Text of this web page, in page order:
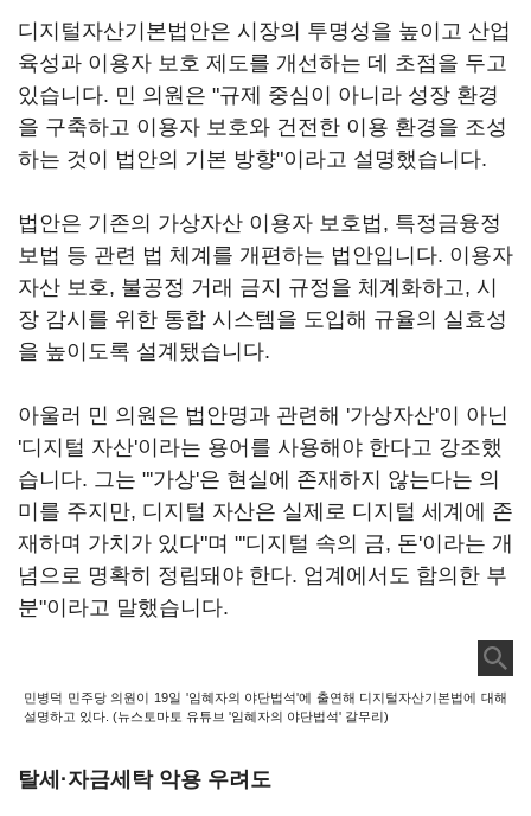
디지털자산기본법안은 시장의 투명성을 높이고 산업
육성과 이용자 보호 제도를 개선하는 데 초점을 두고
있습니다. 민 의원은 "규제 중심이 아니라 성장 환경
을 구축하고 이용자 보호와 건전한 이용 환경을 조성
하는 것이 법안의 기본 방향"이라고 설명했습니다.
법안은 기존의 가상자산 이용자 보호법, 특정금융정
보법 등 관련 법 체계를 개편하는 법안입니다. 이용자
자산 보호, 불공정 거래 금지 규정을 체계화하고, 시
장 감시를 위한 통합 시스템을 도입해 규율의 실효성
을 높이도록 설계됐습니다.
아울러 민 의원은 법안명과 관련해 '가상자산'이 아닌
'디지털 자산'이라는 용어를 사용해야 한다고 강조했
습니다. 그는 "'가상'은 현실에 존재하지 않는다는 의
미를 주지만, 디지털 자산은 실제로 디지털 세계에 존
재하며 가치가 있다"며 "'디지털 속의 금, 돈'이라는 개
념으로 명확히 정립돼야 한다. 업계에서도 합의한 부
분"이라고 말했습니다.
민병덕 민주당 의원이 19일 '임혜자의 야단법석'에 출연해 디지털자산기본법에 대해
설명하고 있다. (뉴스토마토 유튜브 '임혜자의 야단법석' 갈무리)
탈세·자금세탁 악용 우려도